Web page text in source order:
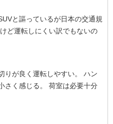
と謳っているが日本の交通規
ど運転しにくい訳でもないの
りが良く運転しやすい。 ハン
さく感じる。 荷室は必要十分